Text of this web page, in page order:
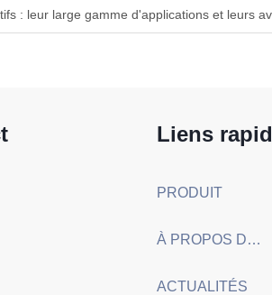
: leur large gamme d'applications et leurs
Liens
PRODUIT
À PROPOS DE NOUS
ACTUALITÉS